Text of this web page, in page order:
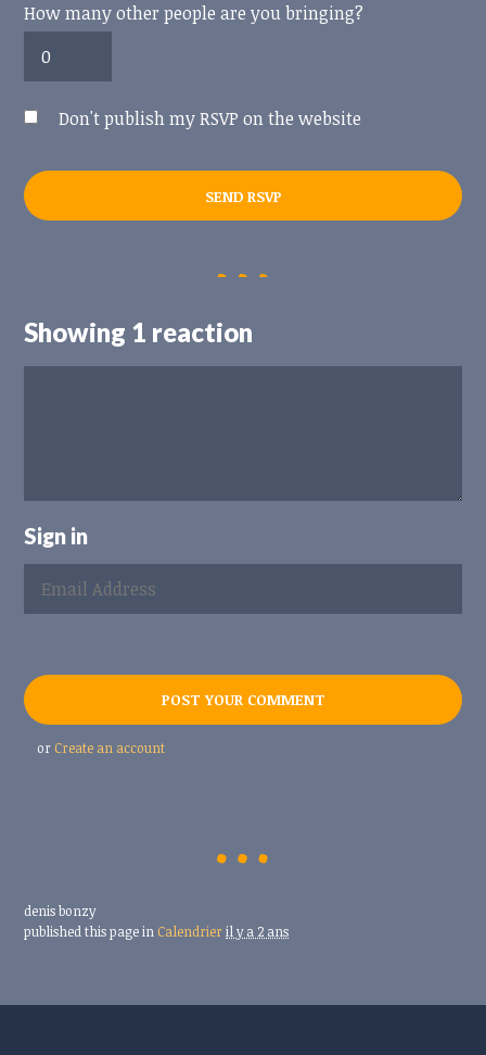
How many other people are you bringing?
Don't publish my RSVP on the website
Showing 1 reaction
Sign in
or Create an account
denis bonzy
published this page in Calendrier il y a 2 ans